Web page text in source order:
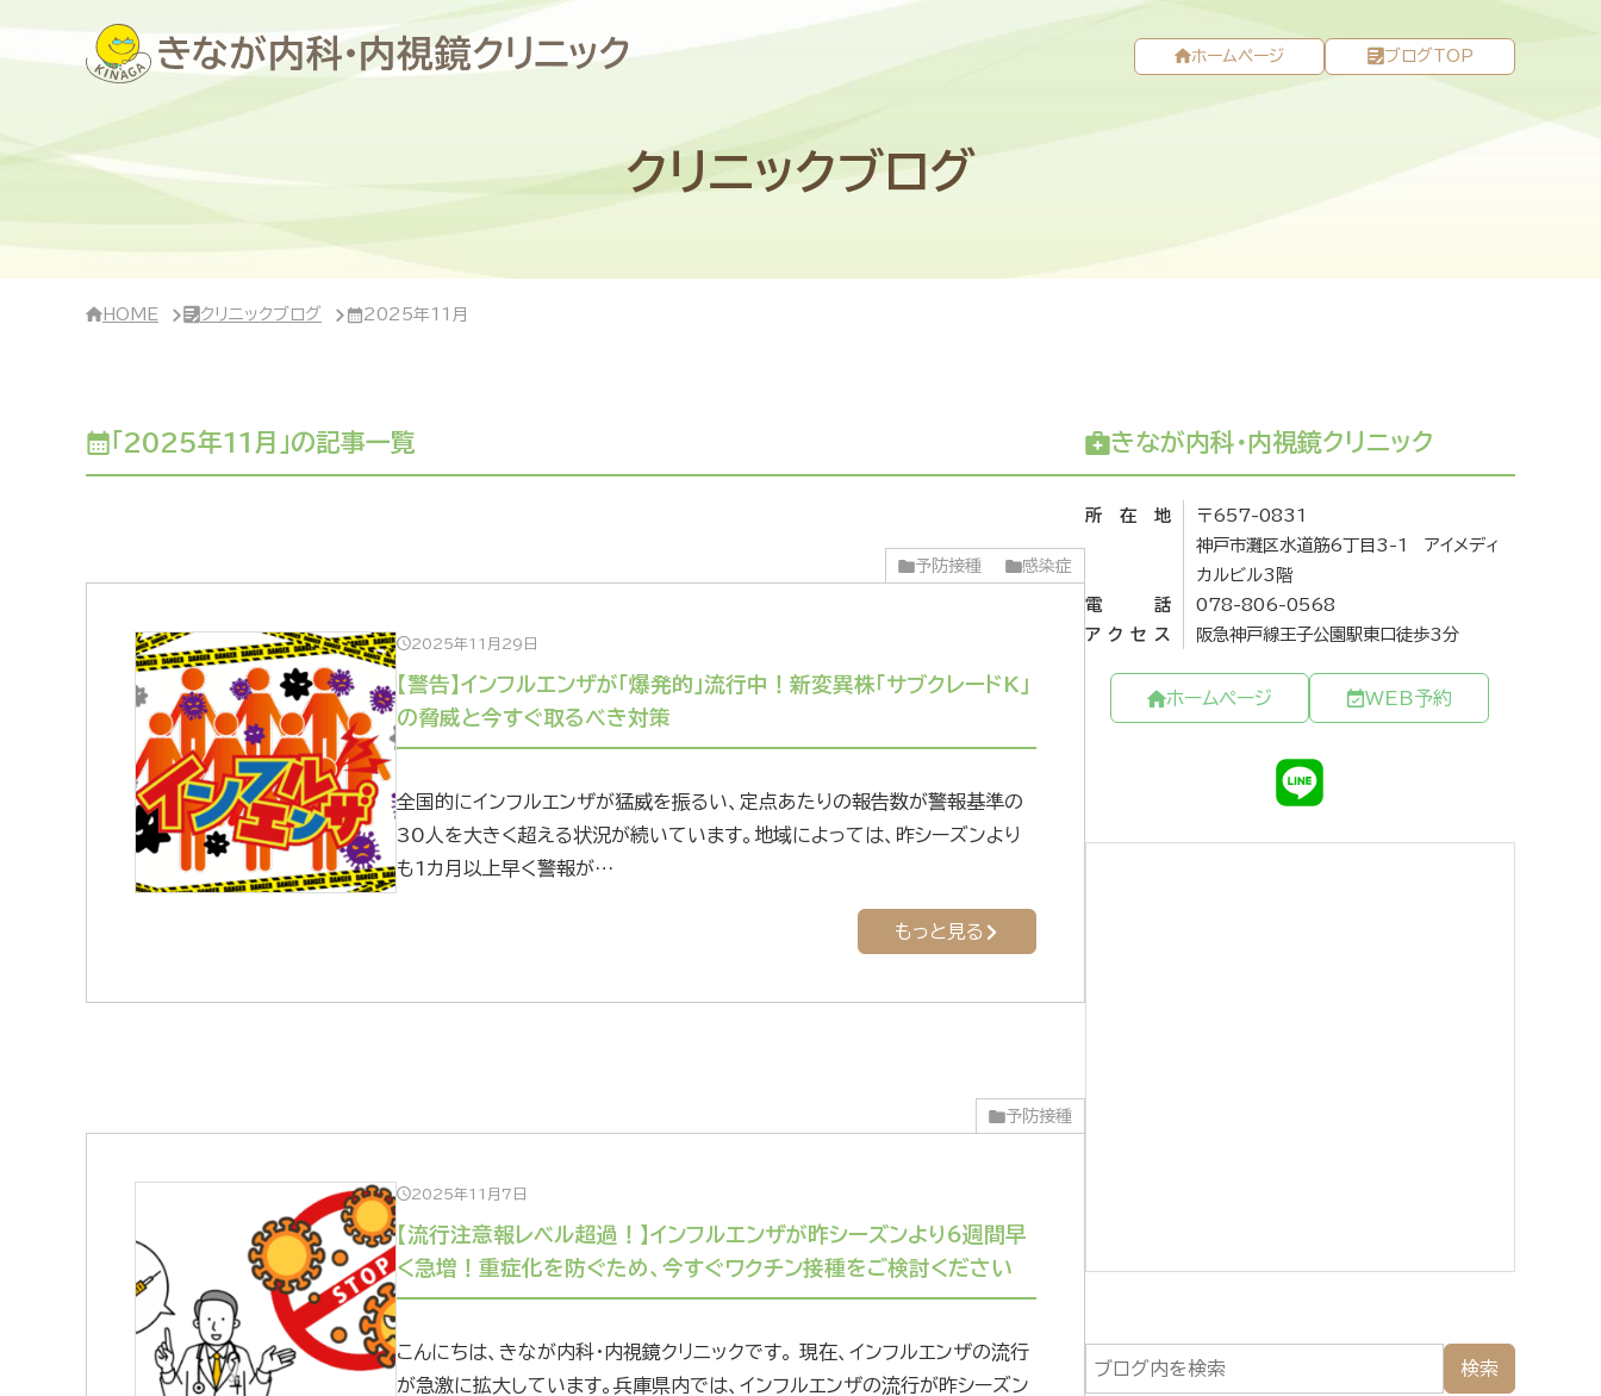
ホームページ ブログTOP
クリニックブログ
HOME クリニックブログ 2025年11月
「2025年11月」の記事一覧
予防接種 感染症
2025年11月29日
【警告】インフルエンザが「爆発的」流行中！新変異株「サブクレードK」
の脅威と今すぐ取るべき対策
全国的にインフルエンザが猛威を振るい、定点あたりの報告数が警報基準の
30人を大きく超える状況が続いています。地域によっては、昨シーズンより
も1カ月以上早く警報が…
もっと見る
予防接種
2025年11月7日
【流行注意報レベル超過！】インフルエンザが昨シーズンより6週間早
く急増！重症化を防ぐため、今すぐワクチン接種をご検討ください
こんにちは、きなが内科・内視鏡クリニックです。 現在、インフルエンザの流行
が急激に拡大しています。兵庫県内では、インフルエンザの流行が昨シーズン
きなが内科・内視鏡クリニック
所在地
〒657-0831
神戸市灘区水道筋6丁目3-1 アイメディ
カルビル3階
電話
078-806-0568
アクセス
阪急神戸線王子公園駅東口徒歩3分
ホームページ WEB予約